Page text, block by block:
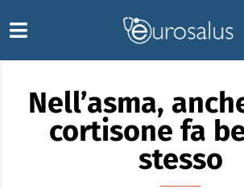
Nell’asma,
cortisone fa
stesso